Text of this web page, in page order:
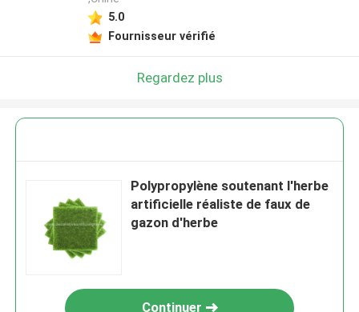
5.0
Fournisseur vérifié
Regardez plus
Polypropylène soutenant l'herbe
artificielle réaliste de faux de
gazon d'herbe
Continuer